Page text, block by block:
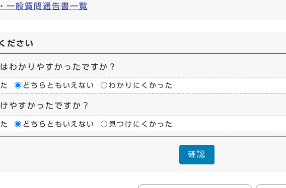
一般質問通告書一覧
ださい
わかりやすかったですか？
どちらともいえない わかりにくかった
やすかったですか？
どちらともいえない 見つけにくかった
確認